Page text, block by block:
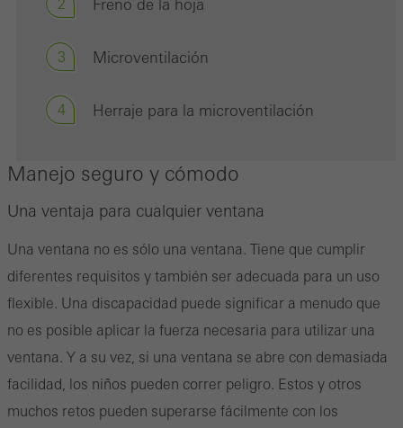
Freno de la hoja
3 Microventilación
4 Herraje para la microventilación
Manejo seguro y cómodo
Una ventaja para cualquier ventana
Una ventana no es sólo una ventana. Tiene que cumplir
diferentes requisitos y también ser adecuada para un uso
flexible. Una discapacidad puede significar a menudo que
no es posible aplicar la fuerza necesaria para utilizar una
ventana. Y a su vez, si una ventana se abre con demasiada
facilidad, los niños pueden correr peligro. Estos y otros
muchos retos pueden superarse fácilmente con los
Cookies de marketing / de terceros
para mostrar anuncios personalizados y atractivos para usuarios
terceros proveedores que prestan sus servicios de forma
independiente.
Guardar